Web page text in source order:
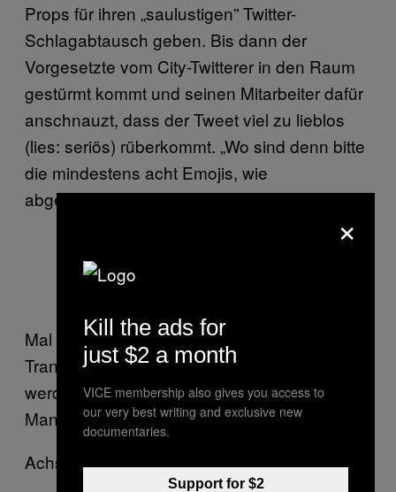
Props für ihren „saulustigen” Twitter-
Schlagabtausch geben. Bis dann der
Vorgesetzte vom City-Twitterer in den Raum
gestürmt kommt und seinen Mitarbeiter dafür
anschnauzt, dass der Tweet viel zu lieblos
(lies: seriös) rüberkommt. „Wo sind denn bitte
die mindestens acht Emojis, wie
abgemacht???” Hier kommen sie:
— Manchester City FC (@MCFC)
Mal schauen, ob in Zukunft alle wichtigen
Transfers auf Kindergarten-Niveau verkündet
werden. Wenn ja, dürfen wir uns bei Ilkay und
Man City bedanken.
Achso:
×
Kill the ads for
just $2 a month
VICE membership also gives you access to
our very best writing and exclusive new
documentaries.
Support for $2